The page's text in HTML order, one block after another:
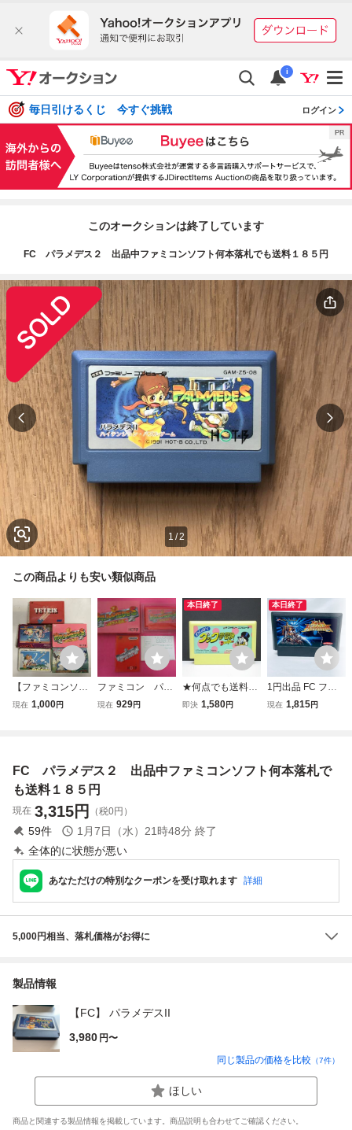
i
毎日引けるくじ 今すぐ挑戦 ログイン
このオークションは終了しています
FC パラメデス２ 出品中ファミコンソフト何本落札でも送料１８５円
1 /2
この商品よりも安い類似商品
【ファミコンソフ
ト 5本セット】テ
トロゲーム 箱付き
/B87-603
現在 1,000円
ファミコン パラ
メデス 箱 説明
現在 929円
本日終了
★何点でも送料１
８５円★ わんぱく
即決 1,580円
本日終了
1円出品 FC ファ
ミコンソフト ラス
現在 1,815円
FC パラメデス２ 出品中ファミコンソフト何本落札で
も送料１８５円
現在 3,315円 （税0円）
59件 1月7日（水）21時48分 終了
全体的に状態が悪い
あなただけの特別なクーポンを受け取れます 詳細
5,000円相当、落札価格がお得に
製品情報
【FC】 パラメデスII
3,980 円〜
同じ製品の価格を比較 （7件）
ほしい
商品と関連する製品情報を掲載しています。商品説明も合わせてご確認ください。